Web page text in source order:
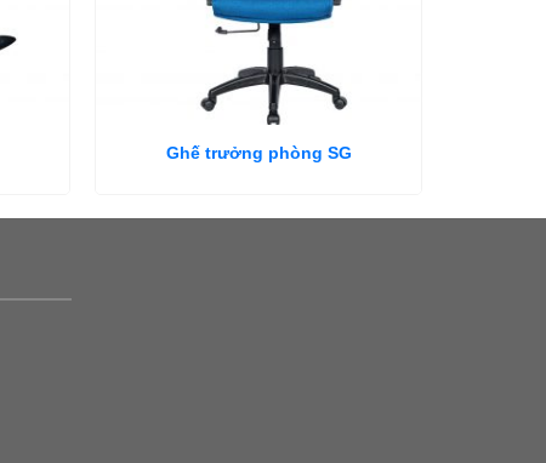
Ghế trưởng phòng SG